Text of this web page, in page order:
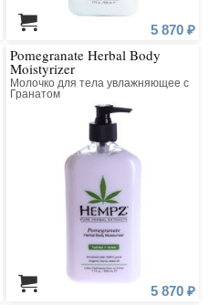
5 870 ₽
Pomegranate Herbal Body
Moistyrizer
Молочко для тела увлажняющее с
Гранатом
5 870 ₽